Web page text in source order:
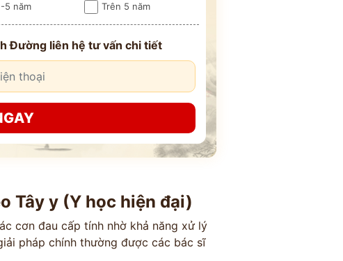
5 năm Trên 5 năm
Đường liên hệ tư vấn chi tiết
Tây y (Y học hiện đại)
cơn đau cấp tính nhờ khả năng xử lý
pháp chính thường được các bác sĩ
thông tin tuyệt
*
*
ĐỖ MINH ĐƯỜNG